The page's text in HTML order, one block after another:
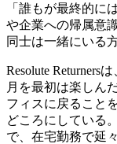
「誰もが最終的に
や企業への帰属意
同士は一緒にいる
Resolute Returners
月を最初は楽しん
フィスに戻ること
どころにしている
で、在宅勤務で延